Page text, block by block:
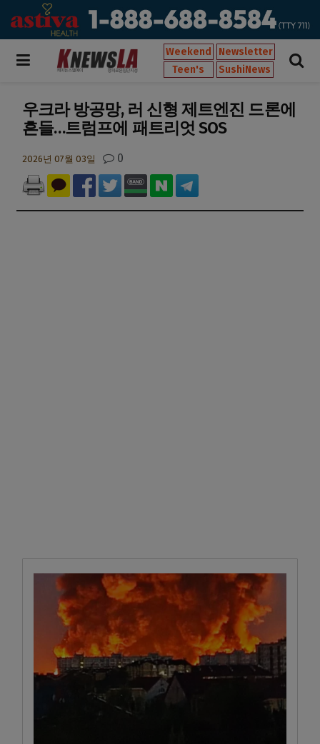
Weekend
Newsletter
Teen's
SushiNews
우크라 방공망, 러 신형 제트엔진 드론에
흔들…트럼프에 패트리엇 SOS
2026년 07월 03일 0